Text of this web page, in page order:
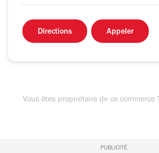
Directions Appeler
Vous êtes propriétaire de ce commerce
PUBLICITÉ